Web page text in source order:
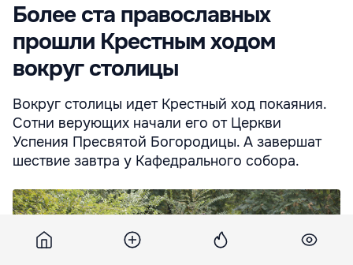
Более ста православных
прошли Крестным ходом
вокруг столицы
Вокруг столицы идет Крестный ход покаяния.
Сотни верующих начали его от Церкви
Успения Пресвятой Богородицы. А завершат
шествие завтра у Кафедрального собора.